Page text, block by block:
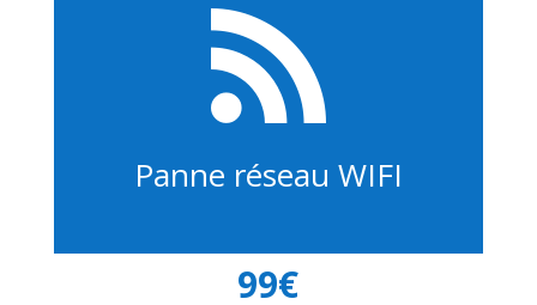

Panne réseau WIFI
99€